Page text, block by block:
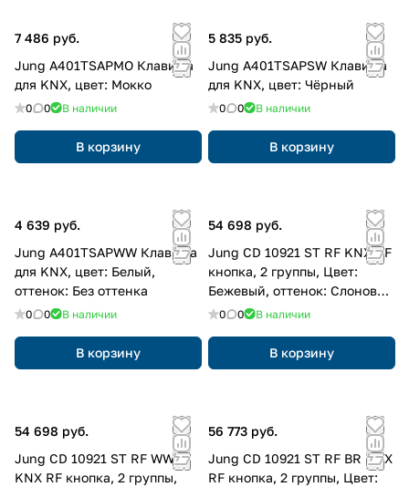
7 486 руб.
Jung A401TSAPMO Клавиша
для KNX, цвет: Мокко
0 0 В наличии
В корзину
5 835 руб.
Jung A401TSAPSW Клавиша
для KNX, цвет: Чёрный
0 0 В наличии
В корзину
4 639 руб.
Jung A401TSAPWW Клавиша
для KNX, цвет: Белый,
оттенок: Без оттенка
0 0 В наличии
В корзину
54 698 руб.
Jung CD 10921 ST RF KNX RF
кнопка, 2 группы, Цвет:
Бежевый, оттенок: Слоновая
кость
0 0 В наличии
В корзину
54 698 руб.
Jung CD 10921 ST RF WW
KNX RF кнопка, 2 группы,
56 773 руб.
Jung CD 10921 ST RF BR KNX
RF кнопка, 2 группы, Цвет: